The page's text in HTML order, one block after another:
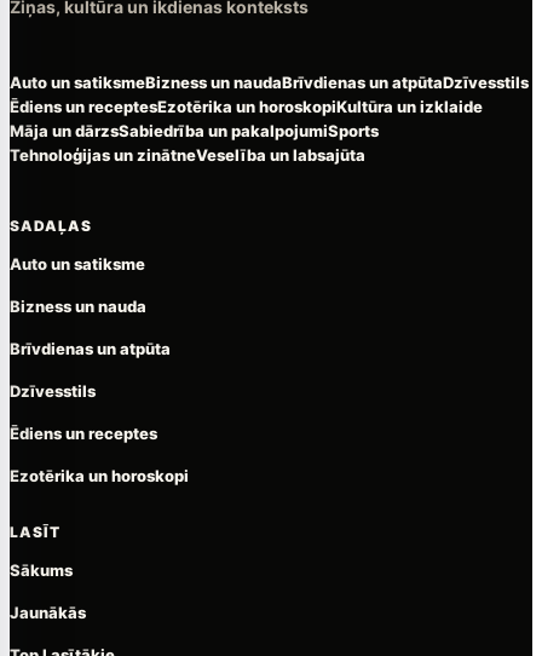
Ziņas, kultūra un ikdienas konteksts
Auto un satiksmeBizness un naudaBrīvdienas un atpūtaDzīvesstils
Ēdiens un receptesEzotērika un horoskopiKultūra un izklaide
Māja un dārzsSabiedrība un pakalpojumiSports
Tehnoloģijas un zinātneVeselība un labsajūta
SADAĻAS
Auto un satiksme
Bizness un nauda
Brīvdienas un atpūta
Dzīvesstils
Ēdiens un receptes
Ezotērika un horoskopi
LASĪT
Sākums
Jaunākās